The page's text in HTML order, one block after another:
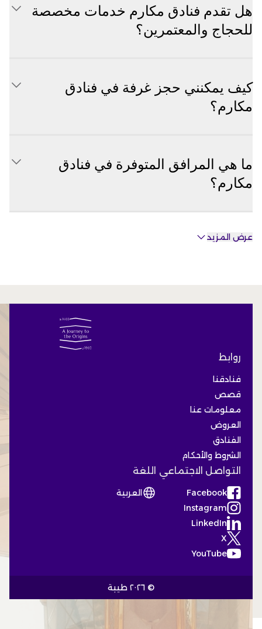
هل تقدم فنادق مكارم خدمات مخصصة
للحجاج والمعتمرين؟
كيف يمكنني حجز غرفة في فنادق
مكارم؟
ما هي المرافق المتوفرة في فنادق
مكارم؟
عرض المزيد
روابط
فنادقنا
قصص
معلومات عنا
العروض
الفنادق
الشروط والأحكام
التواصل الاجتماعي
Facebook
Instagram
LinkedIn
X
YouTube
اللغة
العربية